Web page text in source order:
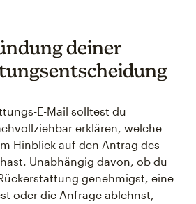
deiner
E-Mail solltest du
erklären, welche
Hinblick auf den Antrag des
Unabhängig davon, ob du
genehmigst, eine
oder die Anfrage ablehnst,